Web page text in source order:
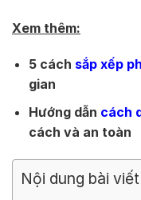
Xem thêm:
5 cách sắp xếp
gian
Hướng dẫn cách
cách và an toàn
Nội dung bài viết